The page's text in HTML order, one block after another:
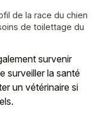
de la race du chien
de toilettage du
survenir
surveiller la santé
un vétérinaire si